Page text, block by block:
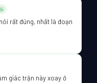
rất đúng, nhất là đoạn
giác trận này xoay ở